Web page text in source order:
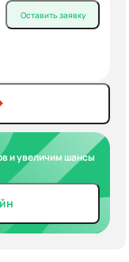
Оставить заявку
и увеличим шансы